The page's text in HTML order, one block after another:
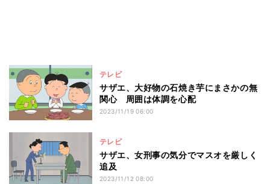
テレビ
サザエ、大好物の石焼き芋にまさかの無
関心 周囲は体調を心配
2023/11/19 06:00
テレビ
サザエ、女刑事の気分でマスオを厳しく
追及
2023/11/12 08:00